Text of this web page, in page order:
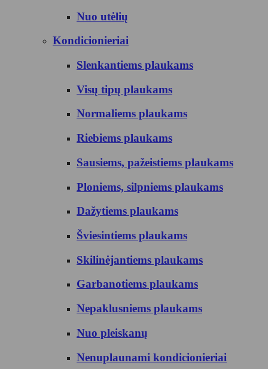
Nuo utėlių
Kondicionieriai
Slenkantiems plaukams
Visų tipų plaukams
Normaliems plaukams
Riebiems plaukams
Sausiems, pažeistiems plaukams
Ploniems, silpniems plaukams
Dažytiems plaukams
Šviesintiems plaukams
Skilinėjantiems plaukams
Garbanotiems plaukams
Nepaklusniems plaukams
Nuo pleiskanų
Nenuplaunami kondicionieriai